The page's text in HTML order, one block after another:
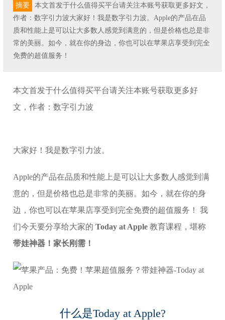
摘要
本文首发于什么值得买平台请关注本账号获取更多好文，
作者：数字引力波大家好！我是数字引力波。Apple的产品在品
质和性能上是可以让大多数人感觉到满意的，但是价格也总是非
常的美丽。如今，就在你的身边，你也可以在苹果店享受到完全
免费的超值服务！
本文首发于什么值得买平台请关注本账号获取更多好
文，作者：数字引力波
大家好！我是数字引力波。
Apple的产品在品质和性能上是可以让大多数人感觉到满
意的，但是价格也总是非常的美丽。如今，就在你的身
边，你也可以在苹果店享受到完全免费的超值服务！ 我
们今天要分享给大家的Today at Apple教育课程，堪称
带娃神器！家长刚需！
什么是Today at Apple?